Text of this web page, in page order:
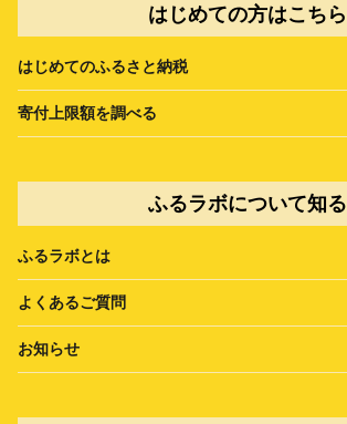
はじめての方はこちら
はじめてのふるさと納税
寄付上限額を調べる
ふるラボについて知る
ふるラボとは
よくあるご質問
お知らせ